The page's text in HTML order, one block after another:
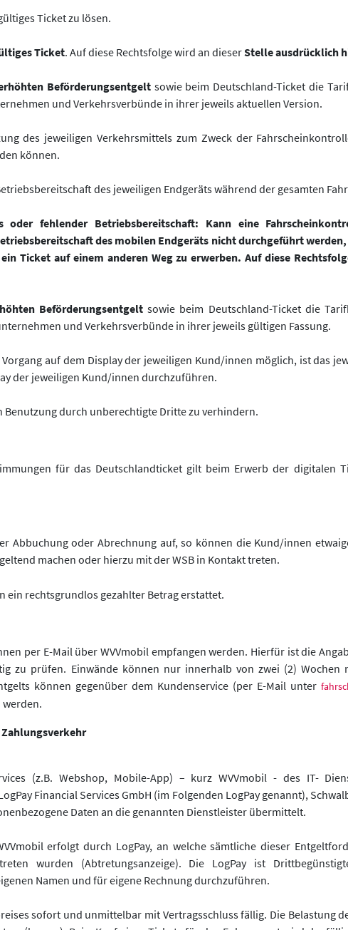
Ticket zu lösen.
Ticket. Auf diese Rechtsfolge wird an dieserStelle ausdrücklich
Beförderungsentgeltsowie beim Deutschland-Ticket die
und Verkehrsverbünde in ihrer jeweils aktuellen Version.
des jeweiligen Verkehrsmittels zum Zweck der
können.
des jeweiligen Endgeräts während der gesamten
fehlender Betriebsbereitschaft: Kann eine
des mobilen Endgeräts nicht durchgeführt
Ticket auf einem anderen Weg zu erwerben. Auf diese
Beförderungsentgeltsowie beim Deutschland-Ticket die
und Verkehrsverbünde in ihrer jeweils gültigen Fassung.
auf dem Display der jeweiligen Kund/innen möglich, ist das
der jeweiligen Kund/innen durchzuführen.
durch unberechtigte Dritte zu verhindern.
für das Deutschlandticket gilt beim Erwerb der digitalen
Abbuchung oder Abrechnung auf, so können die Kund/innen
machen oder hierzu mit der WSB in Kontakt treten.
rechtsgrundlos gezahlter Betrag erstattet.
per E-Mail über WVVmobil empfangen werden. Hierfür ist die
zu prüfen. Einwände können nur innerhalb von zwei (2) Wochen
können gegenüber dem Kundenservice (per E-Mail unter
werden.
(z.B. Webshop, Mobile-App) – kurz WVVmobil - des IT-
Financial Services GmbH (im Folgenden LogPay genannt),
Daten an die genannten Dienstleister übermittelt.
erfolgt durch LogPay, an welche sämtliche dieser
wurden (Abtretungsanzeige). Die LogPay ist
Namen und für eigene Rechnung durchzuführen.
sofort und unmittelbar mit Vertragsschluss fällig. Die Belastung